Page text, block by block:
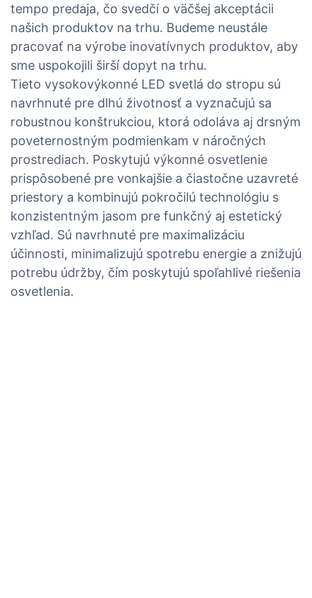
tempo predaja, čo svedčí o väčšej akceptácii
našich produktov na trhu. Budeme neustále
pracovať na výrobe inovatívnych produktov, aby
sme uspokojili širší dopyt na trhu.
Tieto vysokovýkonné LED svetlá do stropu sú
navrhnuté pre dlhú životnosť a vyznačujú sa
robustnou konštrukciou, ktorá odoláva aj drsným
poveternostným podmienkam v náročných
prostrediach. Poskytujú výkonné osvetlenie
prispôsobené pre vonkajšie a čiastočne uzavreté
priestory a kombinujú pokročilú technológiu s
konzistentným jasom pre funkčný aj estetický
vzhľad. Sú navrhnuté pre maximalizáciu
účinnosti, minimalizujú spotrebu energie a znižujú
potrebu údržby, čím poskytujú spoľahlivé riešenia
osvetlenia.